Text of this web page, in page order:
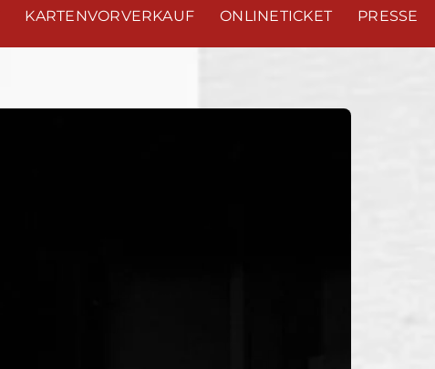
KARTENVORVERKAUF ONLINETICKET PRESSE